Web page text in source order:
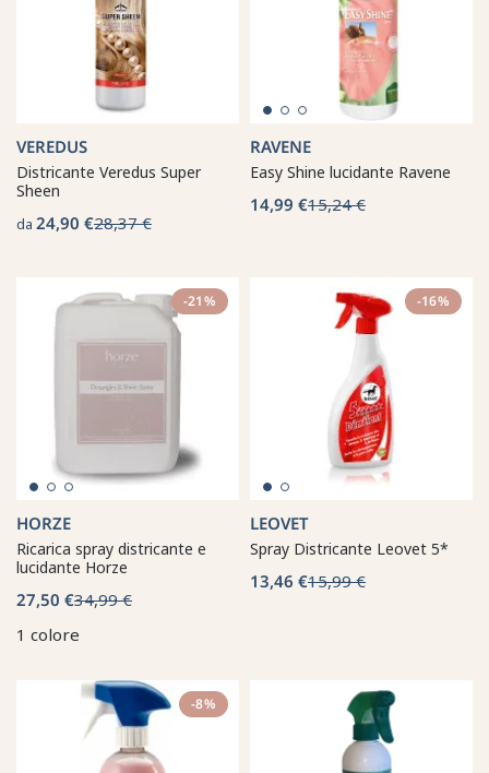
VEREDUS
Districante Veredus Super
Sheen
da 24,90 €28,37 €
RAVENE
Easy Shine lucidante Ravene
14,99 €15,24 €
-21%
HORZE
Ricarica spray districante e
lucidante Horze
27,50 €34,99 €
1 colore
-16%
LEOVET
Spray Districante Leovet 5*
13,46 €15,99 €
-8%